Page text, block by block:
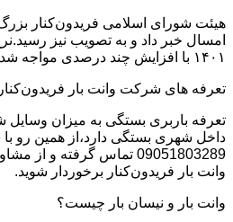
هیئت شورای اسلامی فریدون‌کنار بزرگ
امسال خبر داد و به تصویب نیز
۱۴۰۱ با افزایش چند درصدی مواجه شد.
تعرفه های شرکت وانت بار فریدون‌کنار در سال
تعرفه باربری بستگی به میزان وسایل
داخل شهری بستگی دارد،از همین رو
09051803289 تماس گرفته
وانت بار فریدون‌کنار برخوردار شوید.
وانت بار و نیسان بار چیست؟